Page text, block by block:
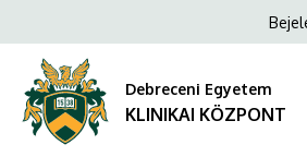
tevékenység
a
tartalomra
fiók
Debreceni Egyetem
KLINIKAI KÖZPONT